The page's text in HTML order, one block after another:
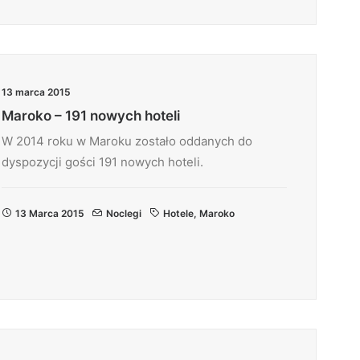
13 marca 2015
Maroko – 191 nowych hoteli
W 2014 roku w Maroku zostało oddanych do
dyspozycji gości 191 nowych hoteli.
13 Marca 2015 Noclegi Hotele, Maroko